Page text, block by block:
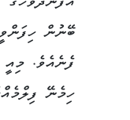
ބޭނުން
ފެނެއެވެ.
ހިމެނޭ